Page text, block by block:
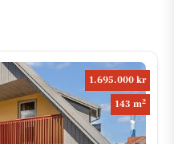
1.695.000 kr
143 m2